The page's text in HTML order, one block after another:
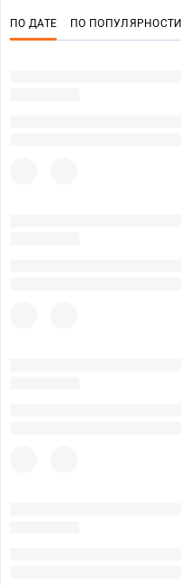
ПО ДАТЕ ПО ПОПУЛЯРНОСТИ